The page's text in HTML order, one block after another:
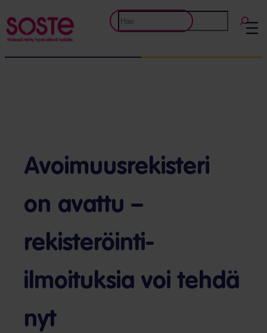
Etsi
Avoimuusrekisteri
on avattu –
rekisteröinti-
ilmoituksia voi tehdä
nyt